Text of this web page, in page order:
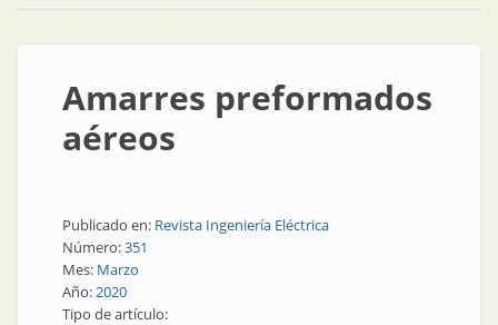
Amarres preformados
aéreos
Publicado en: Revista Ingeniería Eléctrica
Número:351
Mes: Marzo
Año:2020
Tipo de artículo: